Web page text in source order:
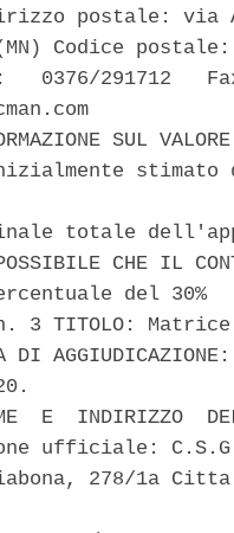
postale: via
Codice
0376/291712
SUL
stimato
totale
CHE IL
del 30%
3 TITOLO:
DI
E  INDIRIZZO
ufficiale:
278/1a